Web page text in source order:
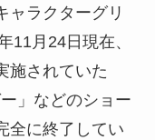
ャラクターグリ
11月24日現在、
施されていた
」などのショー
全に終了してい